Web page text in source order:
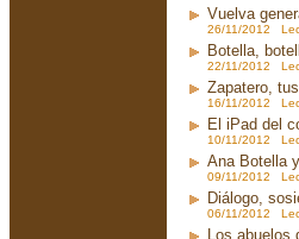
Vuelva
26/11/2012
Botella,
22/11/2012
Zapatero,
16/11/2012
El iPad del
10/11/2012
Ana Botella
09/11/2012
Diálogo,
06/11/2012
Los abuelos